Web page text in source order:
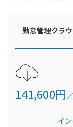
勤怠管理クラ
141,600円
イ